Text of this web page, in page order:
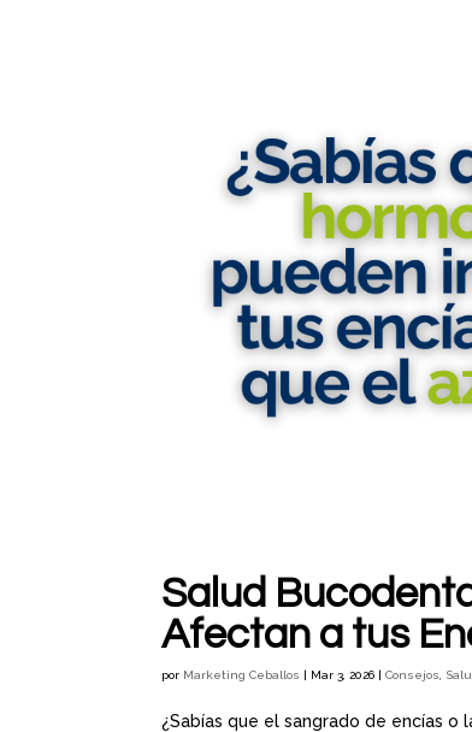
Salud
Afectan a tus
por Marketing Ceballos | Mar 3, 2026 |Consejos
¿Sabías que el sangrado de encías